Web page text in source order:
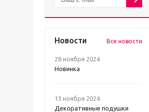
Новости Все новости
28 ноября 2024
Новинка
13 ноября 2024
Декоративные подушки